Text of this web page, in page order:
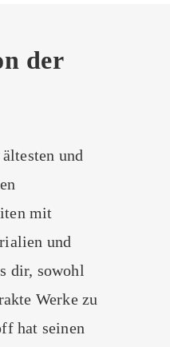
der
und
mit
und
dir, sowohl
Werke zu
hat seinen